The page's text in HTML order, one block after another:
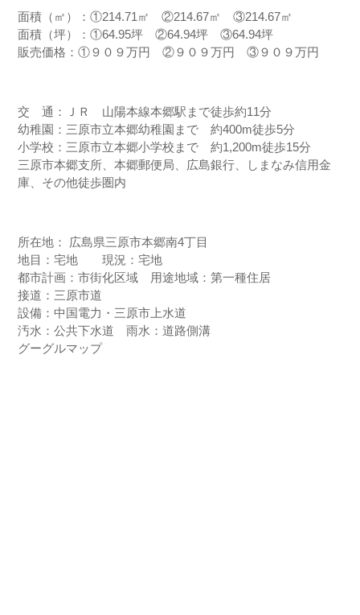
面積（㎡）：①214.71㎡ ②214.67㎡ ③214.67㎡
面積（坪）：①64.95坪 ②64.94坪 ③64.94坪
販売価格：①９０９万円 ②９０９万円 ③９０９万円
交 通：ＪＲ 山陽本線本郷駅まで徒歩約11分
幼稚園：三原市立本郷幼稚園まで 約400m徒歩5分
小学校：三原市立本郷小学校まで 約1,200m徒歩15分
三原市本郷支所、本郷郵便局、広島銀行、しまなみ信用金
庫、その他徒歩圏内
所在地： 広島県三原市本郷南4丁目
地目：宅地 現況：宅地
都市計画：市街化区域 用途地域：第一種住居
接道：三原市道
設備：中国電力・三原市上水道
汚水：公共下水道 雨水：道路側溝
グーグルマップ